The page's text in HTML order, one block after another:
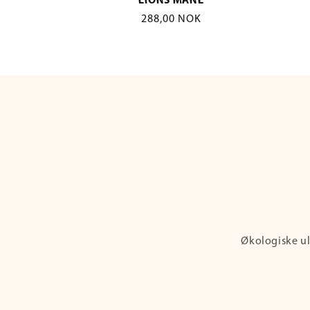
Vanlig
288,00 NOK
Økologiske